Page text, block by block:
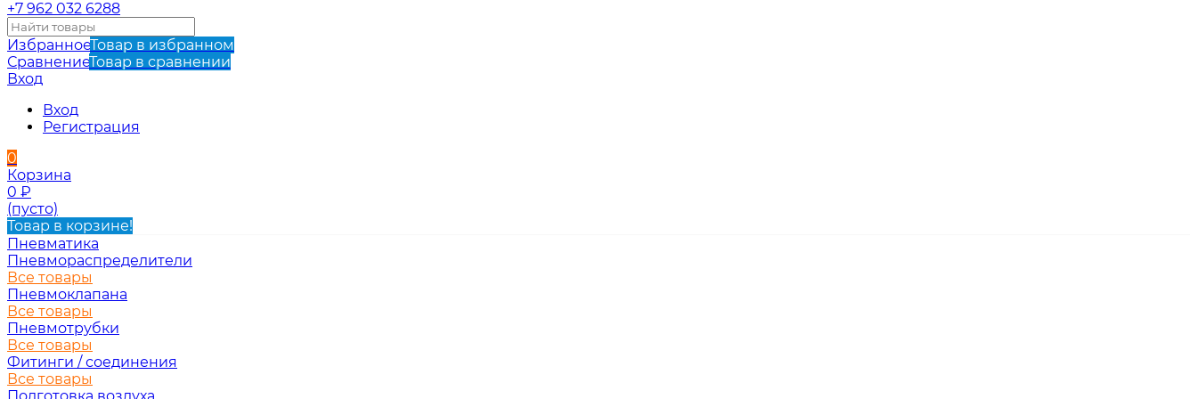
+7 962 032 6288
ИзбранноеТовар в избранном
СравнениеТовар в сравнении
Вход
Вход
Регистрация
0
Корзина
0 ₽
(пусто)
Товар в корзине!
Пневматика
Пневмораспределители
Все товары
Пневмоклапана
Все товары
Пневмотрубки
Все товары
Фитинги / соединения
Все товары